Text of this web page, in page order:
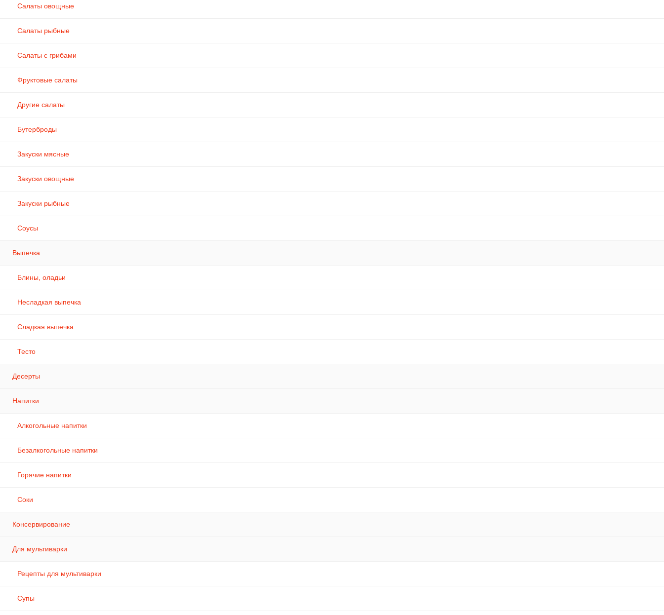
Салаты овощные
Салаты рыбные
Салаты с грибами
Фруктовые салаты
Другие салаты
Бутерброды
Закуски мясные
Закуски овощные
Закуски рыбные
Соусы
Выпечка
Блины, оладьи
Несладкая выпечка
Сладкая выпечка
Тесто
Десерты
Напитки
Алкогольные напитки
Безалкогольные напитки
Горячие напитки
Соки
Консервирование
Для мультиварки
Рецепты для мультиварки
Супы